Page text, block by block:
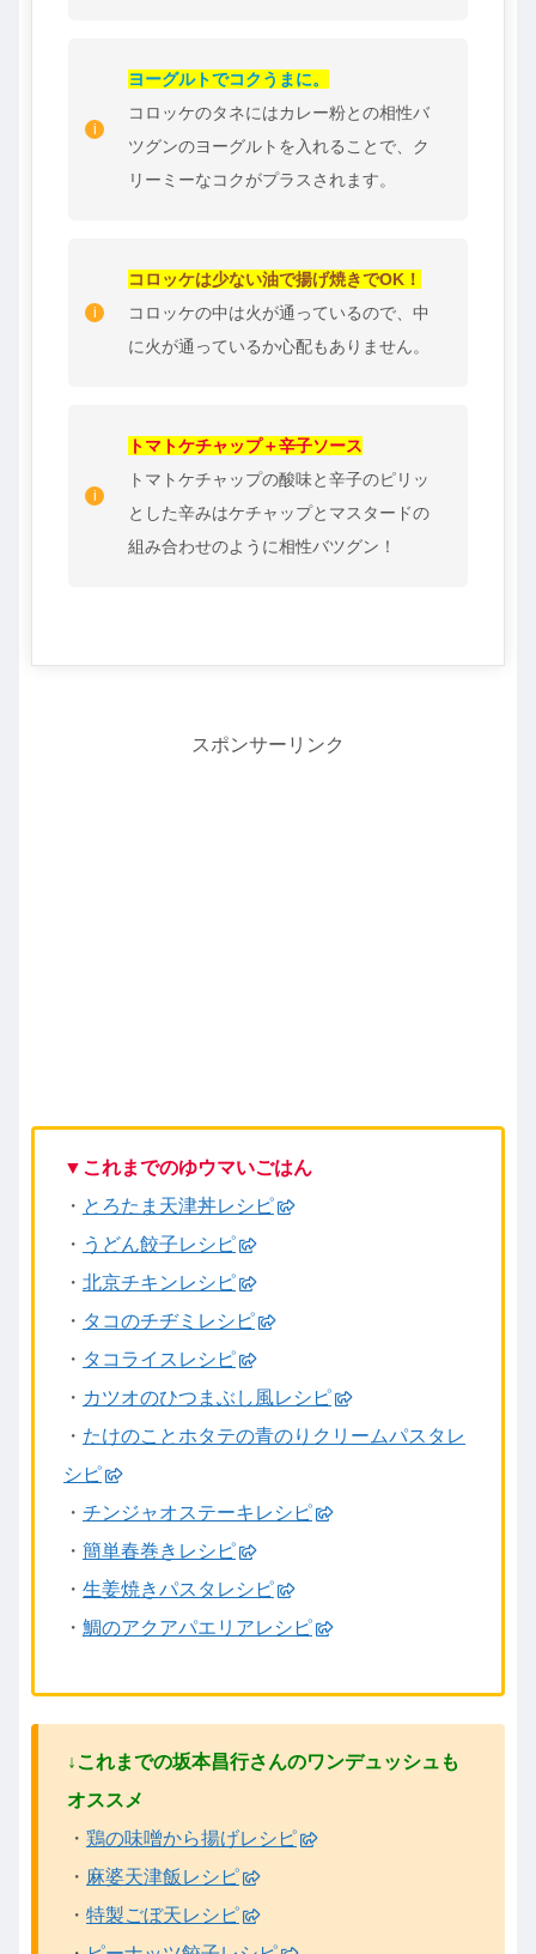
ヨーグルトでコクうまに。
コロッケのタネにはカレー粉との相性バ
ツグンのヨーグルトを入れることで、ク
リーミーなコクがプラスされます。
コロッケは少ない油で揚げ焼きでOK！
コロッケの中は火が通っているので、中
に火が通っているか心配もありません。
トマトケチャップ＋辛子ソース
トマトケチャップの酸味と辛子のピリッ
とした辛みはケチャップとマスタードの
組み合わせのように相性バツグン！
スポンサーリンク
▼これまでのゆウマいごはん
・ とろたま天津丼レシピ
・ うどん餃子レシピ
・ 北京チキンレシピ
・ タコのチヂミレシピ
・ タコライスレシピ
・ カツオのひつまぶし風レシピ
・ たけのことホタテの青のりクリームパスタレ
シピ
・ チンジャオステーキレシピ
・ 簡単春巻きレシピ
・ 生姜焼きパスタレシピ
・ 鯛のアクアパエリアレシピ
↓これまでの坂本昌行さんのワンデュッシュも
オススメ
・ 鶏の味噌から揚げレシピ
・ 麻婆天津飯レシピ
・ 特製ごぼ天レシピ